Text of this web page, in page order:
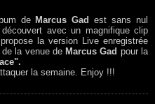
de Marcus Gad est sans nul
avec un magnifique clip
la version Live enregistrée
de la venue de Marcus Gad pour la
la semaine. Enjoy !!!